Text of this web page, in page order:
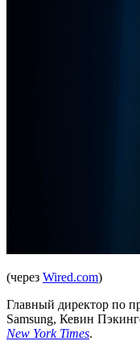
(через Wired.com)
Главный директор по
Samsung, Кевин
New York Times.